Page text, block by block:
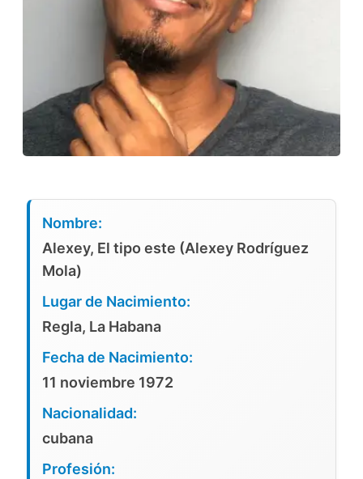
Nombre:
Alexey, El tipo este (Alexey Rodríguez
Mola)
Lugar de Nacimiento:
Regla, La Habana
Fecha de Nacimiento:
11 noviembre 1972
Nacionalidad:
cubana
Profesión: